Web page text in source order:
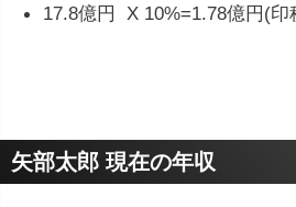
17.8億円 X 10%=1.78億円(印
矢部太郎 現在の年収